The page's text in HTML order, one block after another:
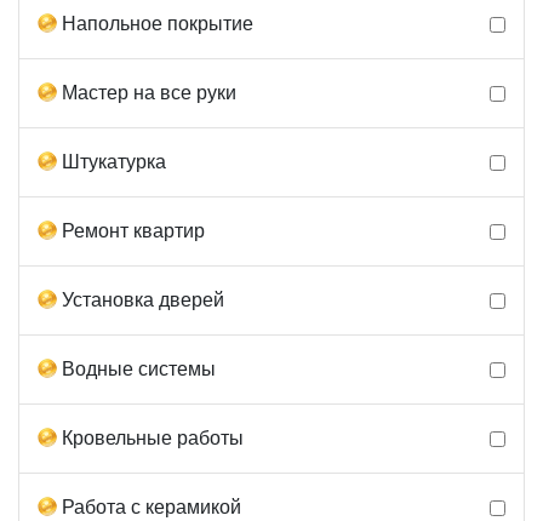
Напольное покрытие
Мастер на все руки
Штукатурка
Ремонт квартир
Установка дверей
Водные системы
Кровельные работы
Работа с керамикой